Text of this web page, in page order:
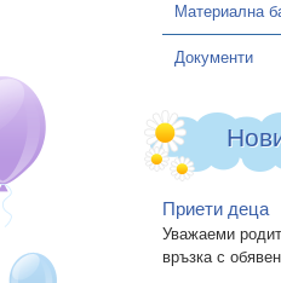
Материална
Документи
Приети деца
Уважаеми
връзка с